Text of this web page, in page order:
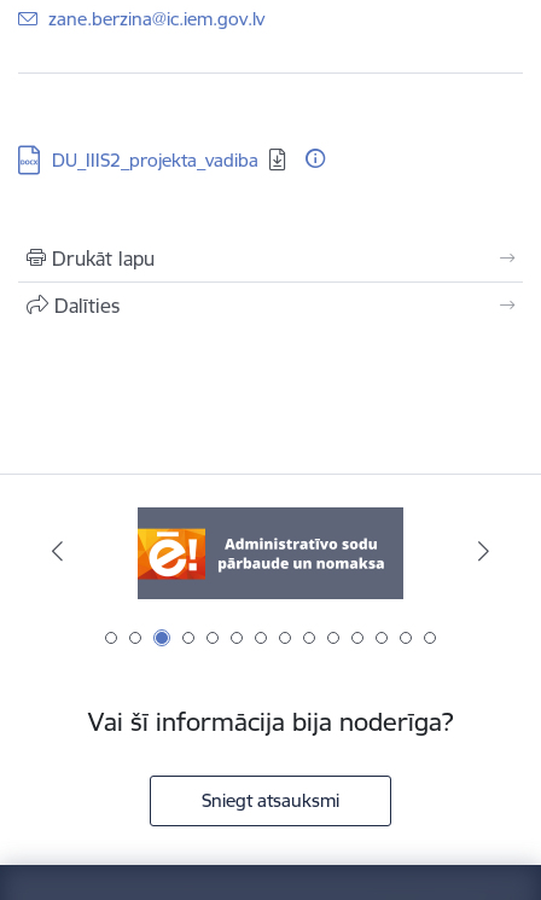
E-pasts:
zane.berzina@ic.iem.gov.lv
Lejupielādēt:
DU_IIIS2_projekta_vadiba
Drukāt lapu
Dalīties
Vai šī informācija bija noderīga?
Sniegt atsauksmi